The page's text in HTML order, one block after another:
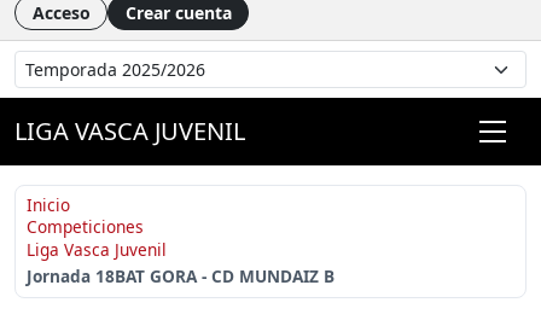
Acceso Crear cuenta
LIGA VASCA JUVENIL
Inicio
Competiciones
Liga Vasca Juvenil
Jornada 18BAT GORA - CD MUNDAIZ B